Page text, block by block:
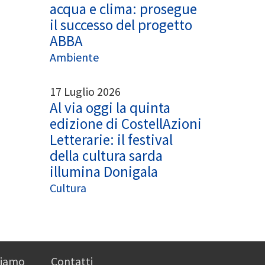
acqua e clima: prosegue
il successo del progetto
ABBA
Ambiente
17 Luglio 2026
Al via oggi la quinta
edizione di CostellAzioni
Letterarie: il festival
della cultura sarda
illumina Donigala
Cultura
Contatti